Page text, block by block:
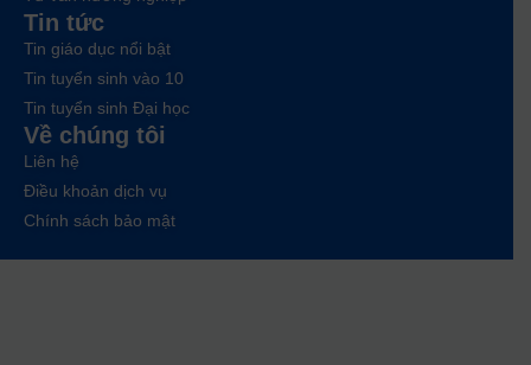
Tin tức
Tin giáo dục nổi bật
Tin tuyển sinh vào 10
Tin tuyển sinh Đại học
Về chúng tôi
Liên hệ
Điều khoản dịch vụ
Chính sách bảo mật